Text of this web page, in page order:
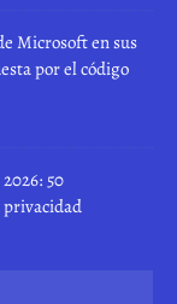
Microsoft en sus
por el código
50